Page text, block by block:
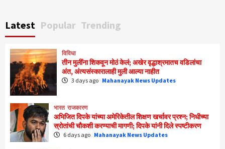
Latest Popular Trending
विविधा
तीन मुलींना शिकवून मोठं केलं; अखेर वृद्धाश्रमातच वडिलांचा
अंत, अंत्यसंस्कारालाही मुली आल्या नाहीत
3 days ago Mahanayak News Updates
भारत राजकारण
अभिजित दिपके यांच्या अमेरिकेतील शिक्षण खर्चावर प्रश्न; निधीच्या
स्रोतांची चौकशी करण्याची मागणी; दिपके यांनी दिले स्पष्टीकरण
6 days ago Mahanayak News Updates